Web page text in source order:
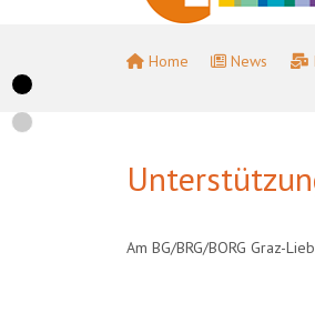
Home News
Am BG/BRG/BORG Graz-